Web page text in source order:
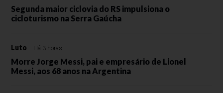
Segunda maior ciclovia do RS impulsiona o
cicloturismo na Serra Gaúcha
Luto Há 3 horas
Morre Jorge Messi, pai e empresário de Lionel
Messi, aos 68 anos na Argentina